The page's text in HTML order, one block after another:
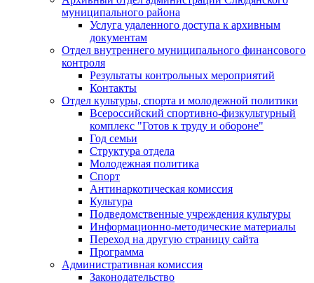
муниципального района
Услуга удаленного доступа к архивным
документам
Отдел внутреннего муниципального финансового
контроля
Результаты контрольных мероприятий
Контакты
Отдел культуры, спорта и молодежной политики
Всероссийский спортивно-физкультурный
комплекс "Готов к труду и обороне"
Год семьи
Структура отдела
Молодежная политика
Спорт
Антинаркотическая комиссия
Культура
Подведомственные учреждения культуры
Информационно-методические материалы
Переход на другую страницу сайта
Программа
Административная комиссия
Законодательство